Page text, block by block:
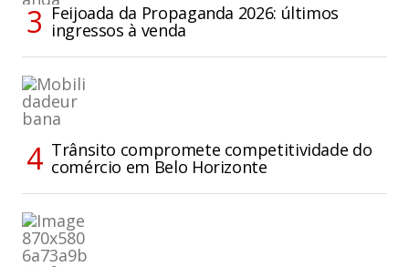
Feijoada da Propaganda 2026: últimos
ingressos à venda
Trânsito compromete competitividade do
comércio em Belo Horizonte